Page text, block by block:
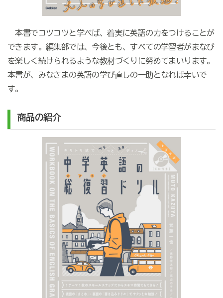
本書でコツコツと学べば、着実に英語の力をつけることが
できます。編集部では、今後とも、すべての学習者がまなび
を楽しく続けられるような教材づくりに努めてまいります。
本書が、みなさまの英語の学び直しの一助となれば幸いで
す。
商品の紹介